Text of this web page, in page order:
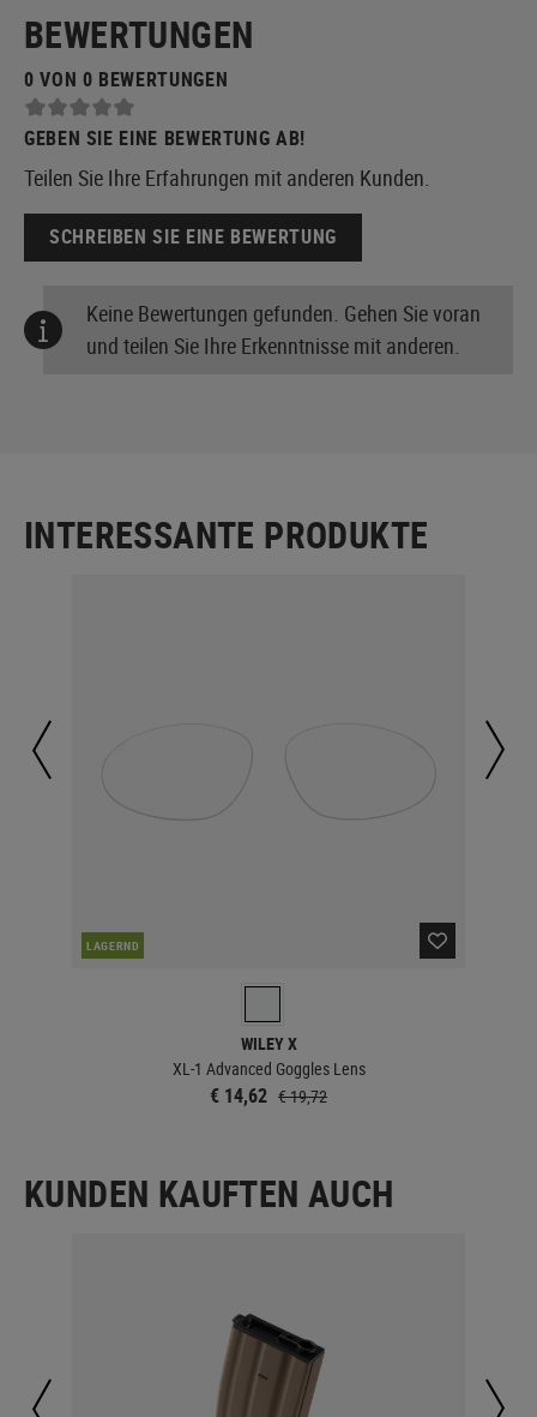
BEWERTUNGEN
0 VON 0 BEWERTUNGEN
GEBEN SIE EINE BEWERTUNG AB!
Teilen Sie Ihre Erfahrungen mit anderen Kunden.
SCHREIBEN SIE EINE BEWERTUNG
Keine Bewertungen gefunden. Gehen Sie voran
und teilen Sie Ihre Erkenntnisse mit anderen.
INTERESSANTE PRODUKTE
LAGERND
WILEY X
XL-1 Advanced Goggles Lens
€ 14,62 € 19,72
KUNDEN KAUFTEN AUCH